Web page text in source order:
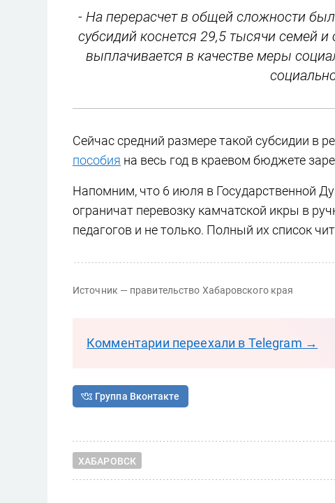
- На перерасчет в общей сложности
субсидий коснется 29,5 тысячи семей
выплачивается в качестве меры
Сейчас средний размере такой субсидии в
пособия на весь год в краевом бюджете
Напомним, что 6 июля в Государственной
ограничат перевозку камчатской икры в
педагогов и не только. Полный их список
Источник — правительство Хабаровского края
Комментарии переехали в Telegram →
Группа Вконтакте
ХАБАРОВСК